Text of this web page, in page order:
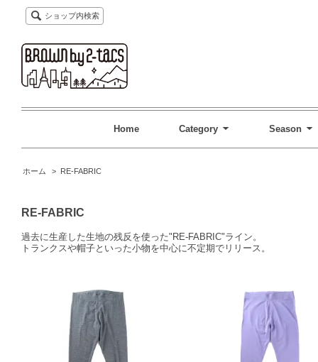
ショップ内検索
Home Category Season
ホーム > RE-FABRIC
RE-FABRIC
過去に生産した生地の残反を使った"RE-FABRIC"ライン。
トランクスや帽子といった小物を中心に不定期でリリース。